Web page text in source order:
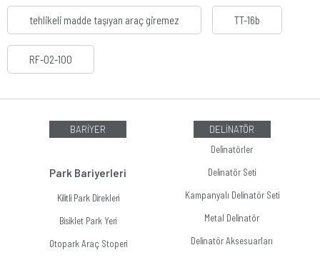
tehlikeli madde taşıyan araç giremez TT-16b
RF-02-100
BARİYER
Park Bariyerleri
Kilitli Park Direkleri
Bisiklet Park Yeri
Otopark Araç Stoperi
DELİNATÖR
Delinatörler
Delinatör Seti
Kampanyalı Delinatör Seti
Metal Delinatör
Delinatör Aksesuarları